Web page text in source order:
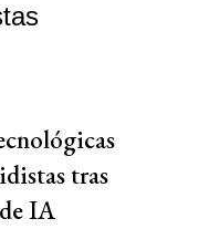
tras
IA